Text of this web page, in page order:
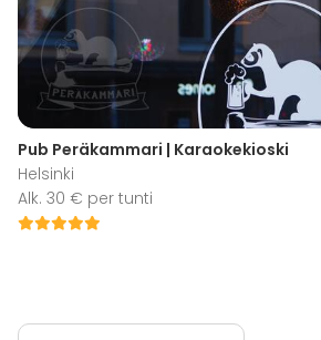
Pub Peräkammari | Karaokekioski
Helsinki
Alk. 30 € per tunti